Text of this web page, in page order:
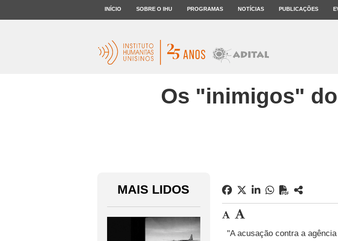
INÍCIO SOBRE O IHU PROGRAMAS NOTÍCIAS PUBLICAÇÕES
Os "inimigos"
MAIS LIDOS
"A acusação contra a agência